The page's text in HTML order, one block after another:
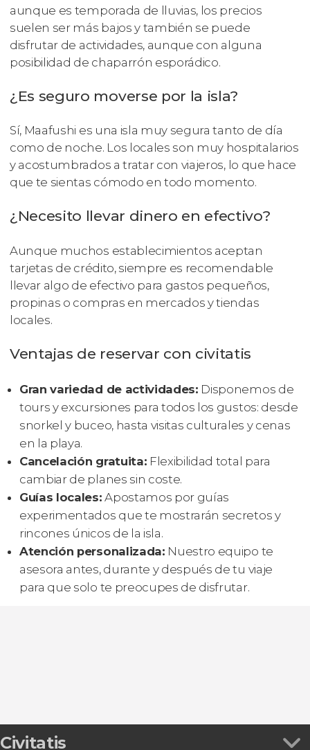
aunque es temporada de lluvias, los precios
suelen ser más bajos y también se puede
disfrutar de actividades, aunque con alguna
posibilidad de chaparrón esporádico.
¿Es seguro moverse por la isla?
Sí, Maafushi es una isla muy segura tanto de día
como de noche. Los locales son muy hospitalarios
y acostumbrados a tratar con viajeros, lo que hace
que te sientas cómodo en todo momento.
¿Necesito llevar dinero en efectivo?
Aunque muchos establecimientos aceptan
tarjetas de crédito, siempre es recomendable
llevar algo de efectivo para gastos pequeños,
propinas o compras en mercados y tiendas
locales.
Ventajas de reservar con civitatis
Gran variedad de actividades: Disponemos de
tours y excursiones para todos los gustos: desde
snorkel y buceo, hasta visitas culturales y cenas
en la playa.
Cancelación gratuita: Flexibilidad total para
cambiar de planes sin coste.
Guías locales: Apostamos por guías
experimentados que te mostrarán secretos y
rincones únicos de la isla.
Atención personalizada: Nuestro equipo te
asesora antes, durante y después de tu viaje
para que solo te preocupes de disfrutar.
Civitatis